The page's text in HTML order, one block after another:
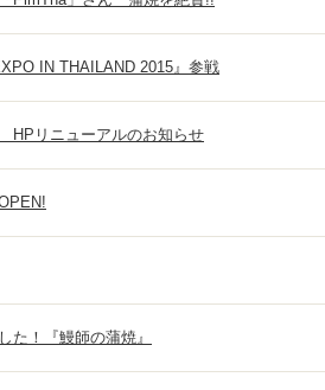
IN THAILAND 2015』参戦
HPリニューアルのお知らせ
た！『鰻師の蒲焼』